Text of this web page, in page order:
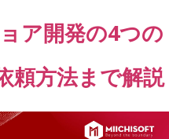
ア開発の4つの
頼方法まで解説